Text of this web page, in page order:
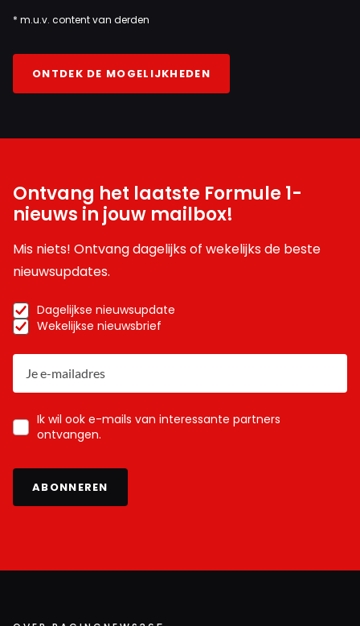
* m.u.v. content van derden
ONTDEK DE MOGELIJKHEDEN
Ontvang het laatste Formule 1-
nieuws in jouw mailbox!
Mis niets! Ontvang dagelijks of wekelijks de beste
nieuwsupdates.
Dagelijkse nieuwsupdate
Wekelijkse nieuwsbrief
Ik wil ook e-mails van interessante partners
ontvangen.
ABONNEREN